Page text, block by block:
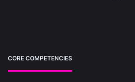
CORE COMPETENCIES